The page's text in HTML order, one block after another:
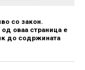
со закон.
оваа страница е
до содржината